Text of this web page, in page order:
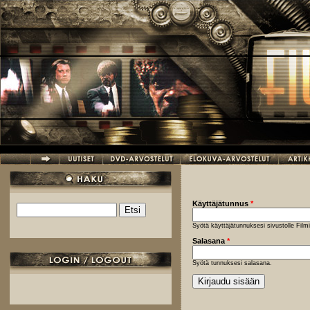
Hyppää pääsisältöön
Hakulomake
Käyttäjätunnus *
Syötä käyttäjätunnuksesi sivustolle
Salasana *
Syötä tunnuksesi salasana.